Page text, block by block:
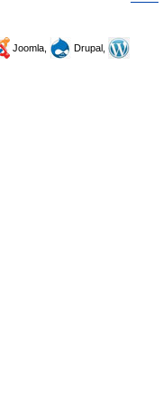
Joomla,
Drupal,